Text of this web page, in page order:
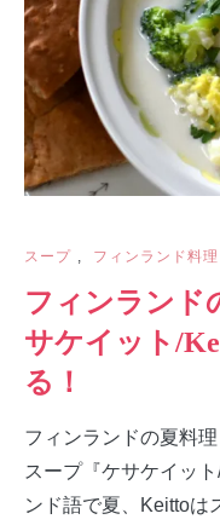
スープ , フィンランド料理
フィンランド
サケイット/
る！
フィンランドの夏料
スープ『ケサケイッ
ンド語で夏、Keittoは